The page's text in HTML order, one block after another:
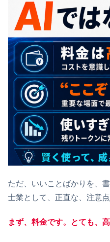
ただ、いいことばかりを、
士業として、正直な、注意
まず、料金です。とても、高